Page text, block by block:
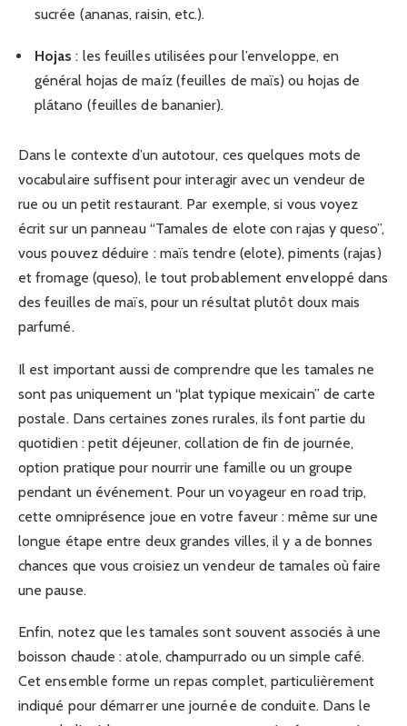
sucrée (ananas, raisin, etc.).
Hojas : les feuilles utilisées pour l’enveloppe, en
général hojas de maíz (feuilles de maïs) ou hojas de
plátano (feuilles de bananier).
Dans le contexte d’un autotour, ces quelques mots de
vocabulaire suffisent pour interagir avec un vendeur de
rue ou un petit restaurant. Par exemple, si vous voyez
écrit sur un panneau “Tamales de elote con rajas y queso”,
vous pouvez déduire : maïs tendre (elote), piments (rajas)
et fromage (queso), le tout probablement enveloppé dans
des feuilles de maïs, pour un résultat plutôt doux mais
parfumé.
Il est important aussi de comprendre que les tamales ne
sont pas uniquement un “plat typique mexicain” de carte
postale. Dans certaines zones rurales, ils font partie du
quotidien : petit déjeuner, collation de fin de journée,
option pratique pour nourrir une famille ou un groupe
pendant un événement. Pour un voyageur en road trip,
cette omniprésence joue en votre faveur : même sur une
longue étape entre deux grandes villes, il y a de bonnes
chances que vous croisiez un vendeur de tamales où faire
une pause.
Enfin, notez que les tamales sont souvent associés à une
boisson chaude : atole, champurrado ou un simple café.
Cet ensemble forme un repas complet, particulièrement
indiqué pour démarrer une journée de conduite. Dans le